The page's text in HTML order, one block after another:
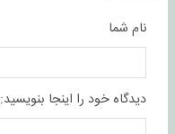
نام شما
دیدگاه خود را اینجا بنویسید: